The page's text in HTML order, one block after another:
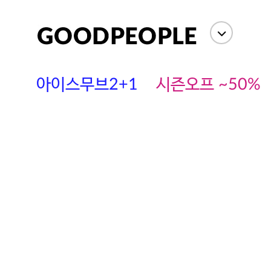
아이스무브2+1 시즌오프 ~50%